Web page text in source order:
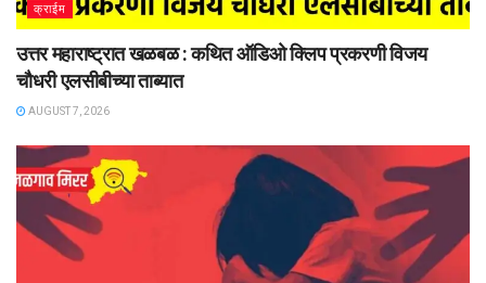
क्राईम
उत्तर महाराष्ट्रात खळबळ : कथित ऑडिओ क्लिप प्रकरणी विजय
चौधरी एलसीबीच्या ताब्यात
AUGUST 7, 2026